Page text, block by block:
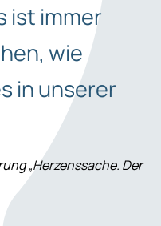
ist immer
wie
in unserer
„Herzenssache. Der